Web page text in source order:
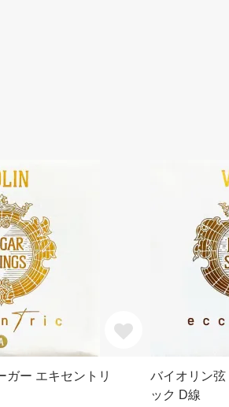
ガー エキセントリ
バイオリン弦
ック D線